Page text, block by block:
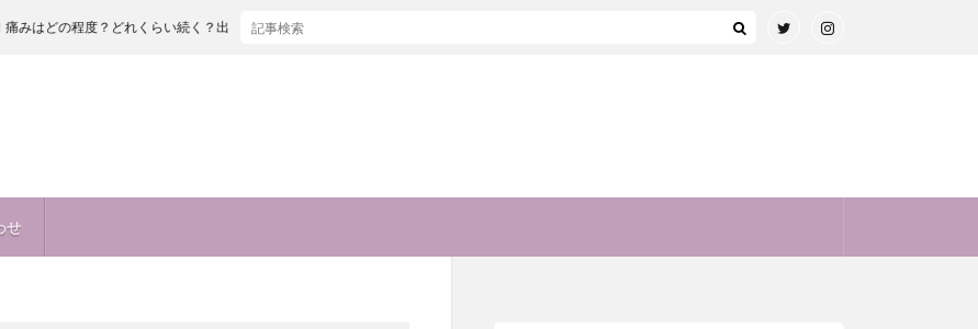
せ
度？どれくらい続く？出産とどっちが痛い！？麻酔も痛い！？